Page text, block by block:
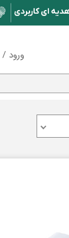
ورود /